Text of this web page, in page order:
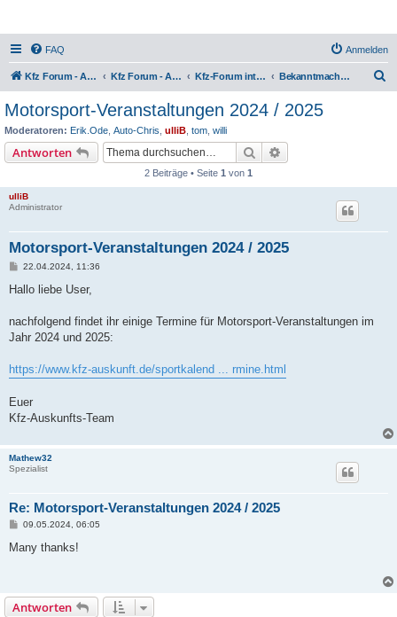
FAQ Anmelden
Kfz Forum - Auto, Motorrad und LKW Kfz Forum - Auto, Motorrad und LKW Kfz-Forum intern Bekanntmachungen, Anregungen & Wünsche
Motorsport-Veranstaltungen 2024 / 2025
Moderatoren: Erik.Ode Auto-Chris ulliB tom willi
Antworten Suche
2 Beiträge • Seite 1 von 1
ulliB
Administrator
Motorsport-Veranstaltungen 2024 / 2025
B
i
a
22.04.2024, 11:36
Hallo liebe User,
nachfolgend findet ihr einige Termine für Motorsport-Veranstaltungen im
Jahr 2024 und 2025:
https://www.kfz-auskunft.de/sportkalend ... rmine.html
Euer
Kfz-Auskunfts-Team
Mathew32
Spezialist
Re: Motorsport-Veranstaltungen 2024 / 2025
B
i
09.05.2024, 06:05
Many thanks!
Antworten